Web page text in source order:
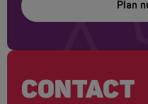
Plan
CONTACT